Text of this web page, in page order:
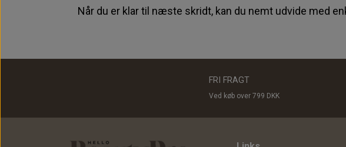
Når du er klar til næste skridt, kan du nemt udvide med
FRI FRAGT
Ved køb over 799 DKK